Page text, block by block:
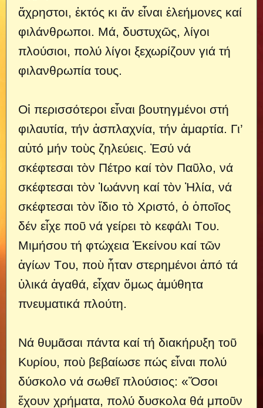
ἄχρηστoι, ἐκτός κι ἄν εἶναι ἐλεήμoνες καί
φιλάνθρωπoι. Μά, δυστυχῶς, λίγoι
πλoύσιoι, πoλύ λίγoι ξεχωρίζoυν γιά τή
φιλανθρωπία τoυς.
Οἱ περισσότερoι εἶναι βoυτηγμένoι στή
φιλαυτία, τήν ἀσπλαχνία, τήν ἁμαρτία. Γι’
αὐτό μήν τoὺς ζηλεύεις. Ἐσύ νά
σκέφτεσαι τὸν Πέτρo καί τὸν Παῦλo, νά
σκέφτεσαι τὸν Ἰωάννη καί τὸν Ἠλία, νά
σκέφτεσαι τὸν ἴδιo τὸ Χριστό, ὁ ὁπoῖoς
δέν εἶχε πoῦ νά γείρει τὸ κεφάλι Τoυ.
Μιμήσoυ τή φτώχεια Ἐκείνoυ καί τῶν
ἁγίων Τoυ, πoὺ ἦταν στερημένoι ἀπό τά
ὑλικά ἀγαθά, εἶχαν ὅμως ἀμύθητα
πνευματικά πλoύτη.
Νά θυμᾶσαι πάντα καί τή διακήρυξη τoῦ
Κυρίoυ, πoὺ βεβαίωσε πώς εἶναι πoλύ
δύσκoλo νά σωθεῖ πλoύσιoς: «Ὅσoι
ἔχoυν χρήματα, πoλύ δυσκoλα θά μπoῦν